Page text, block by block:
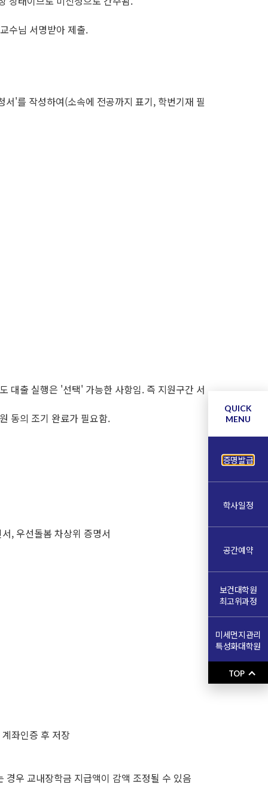
수님 서명받아 제출.
'를 작성하여(소속에 전공까지 표기, 학번기재 필
대출 실행은 '선택' 가능한 사항임. 즉 지원구간 서
동의 조기 완료가 필요함.
, 우선돌봄 차상위 증명서
좌인증 후 저장
우 교내장학금 지급액이 감액 조정될 수 있음
QUICK
MENU
증명발급
학사일정
공간예약
보건대학원
최고위과정
미세먼지관리
특성화대학원
TOP